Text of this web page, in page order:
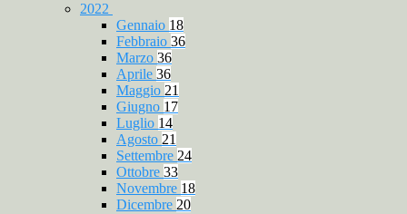
2022
Gennaio 18
Febbraio 36
Marzo 36
Aprile 36
Maggio 21
Giugno 17
Luglio 14
Agosto 21
Settembre 24
Ottobre 33
Novembre 18
Dicembre 20